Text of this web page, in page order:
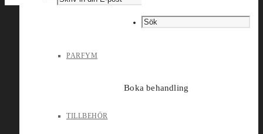
PARFYM
TILLBEHÖR
Boka behandling